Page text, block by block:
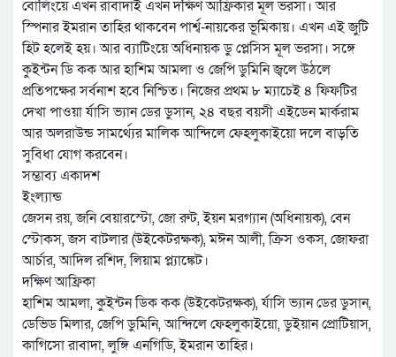
বোলিংয়ে এখন রাবাদাই এখন দক্ষিণ আফ্রিকার মূল ভরসা। আর
স্পিনার ইমরান তাহির থাকবেন পার্শ্ব-নায়কের ভূমিকায়। এখন এই জুটি
হিট হলেই হয়। আর ব্যাটিংয়ে অধিনায়ক ডু প্লেসিস মূল ভরসা। সঙ্গে
কুইন্টন ডি কক আর হাশিম আমলা ও জেপি ডুমিনি জ্বলে উঠলে
প্রতিপক্ষের সর্বনাশ হবে নিশ্চিত। নিজের প্রথম ৮ ম্যাচেই ৪ ফিফটির
দেখা পাওয়া র্যাসি ভ্যান ডের ডুসান, ২৪ বছর বয়সী এইডেন মার্করাম
আর অলরাউন্ড সামর্থ্যের মালিক আন্দিলে ফেহলুকাইয়ো দলে বাড়তি
সুবিধা যোগ করবেন।
সম্ভাব্য একাদশ
ইংল্যান্ড
জেসন রয়, জনি বেয়ারস্টো, জো রুট, ইয়ন মরগ্যান (অধিনায়ক), বেন
স্টোকস, জস বাটলার (উইকেটরক্ষক), মঈন আলী, ক্রিস ওকস, জোফরা
আর্চার, আদিল রশিদ, লিয়াম প্ল্যাঙ্কেট।
দক্ষিণ আফ্রিকা
হাশিম আমলা, কুইন্টন ডিক কক (উইকেটরক্ষক), র্যাসি ভ্যান ডের ডুসান,
ডেভিড মিলার, জেপি ডুমিনি, আন্দিলে ফেহলুকাইয়ো, ডুইয়ান প্রোটিয়াস,
কাগিসো রাবাদা, লুঙ্গি এনগিডি, ইমরান তাহির।